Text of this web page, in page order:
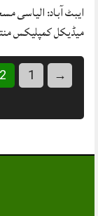
ایبٹ آباد: الیاسی
میڈیکل کمپلیکس
→
1
2